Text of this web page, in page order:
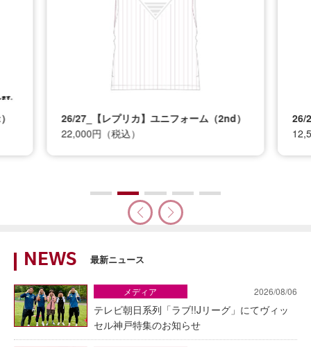
26/27_【レプリカ】ユニフォーム（2nd）
22,000円（税込）
26/
NEWS 最新ニュース
2026/08/06
テレビ朝日系列「ラブ!!Jリーグ」にてヴィッ
セル神戸特集のお知らせ
メディア